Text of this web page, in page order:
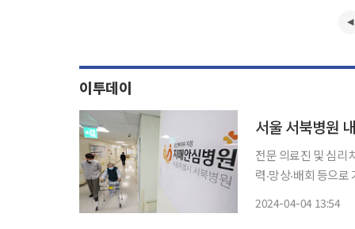
이투데이
서울 서북병원
전문 의료진 및 심리치
력‧망상‧배회 등으
2024-04-04 13:54